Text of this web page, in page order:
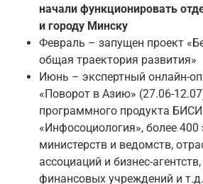
начали функционировать
и городу Минску
Февраль – запущен проект
общая траектория развития»
Июнь – экспертный онлайн-
«Поворот в Азию» (27.06-
программного продукта БИСИ
«Инфосоциология», более 400
министерств и ведомств,
ассоциаций и бизнес-
финансовых учреждений и